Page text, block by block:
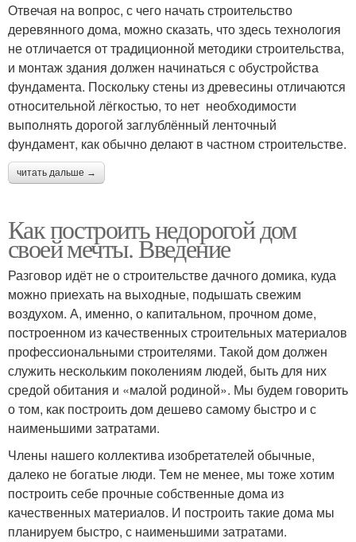
Отвечая на вопрос, с чего начать строительство
деревянного дома, можно сказать, что здесь технология
не отличается от традиционной методики строительства,
и монтаж здания должен начинаться с обустройства
фундамента. Поскольку стены из древесины отличаются
относительной лёгкостью, то нет необходимости
выполнять дорогой заглублённый ленточный
фундамент, как обычно делают в частном строительстве.
читать дальше →
Как построить недорогой дом
своей мечты. Введение
Разговор идёт не о строительстве дачного домика, куда
можно приехать на выходные, подышать свежим
воздухом. А, именно, о капитальном, прочном доме,
построенном из качественных строительных материалов
профессиональными строителями. Такой дом должен
служить нескольким поколениям людей, быть для них
средой обитания и «малой родиной». Мы будем говорить
о том, как построить дом дешево самому быстро и с
наименьшими затратами.
Члены нашего коллектива изобретателей обычные,
далеко не богатые люди. Тем не менее, мы тоже хотим
построить себе прочные собственные дома из
качественных материалов. И построить такие дома мы
планируем быстро, с наименьшими затратами.